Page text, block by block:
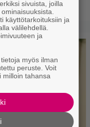
sivuista, joilla
käyttötarkoituksiin ja
välilehdellä.
ja
myös ilman
peruste. Voit
milloin tahansa